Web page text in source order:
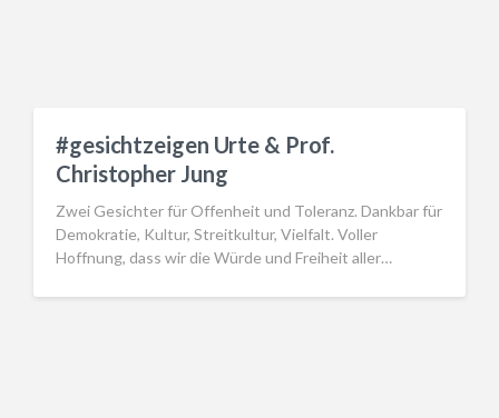
#gesichtzeigen Urte & Prof.
Christopher Jung
Zwei Gesichter für Offenheit und Toleranz. Dankbar für
Demokratie, Kultur, Streitkultur, Vielfalt. Voller
Hoffnung, dass wir die Würde und Freiheit aller…